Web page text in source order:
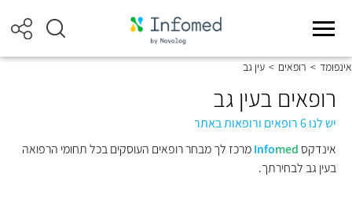
אינפומד > רופאים > עין גב
רופאים בעין גב
יש לנו 6 רופאים ורופאות באתר
אינדקס
Infomed
מרכז לך מבחר רופאים העוסקים בכל תחומי הרפואה
בעין גב לבחירתך.